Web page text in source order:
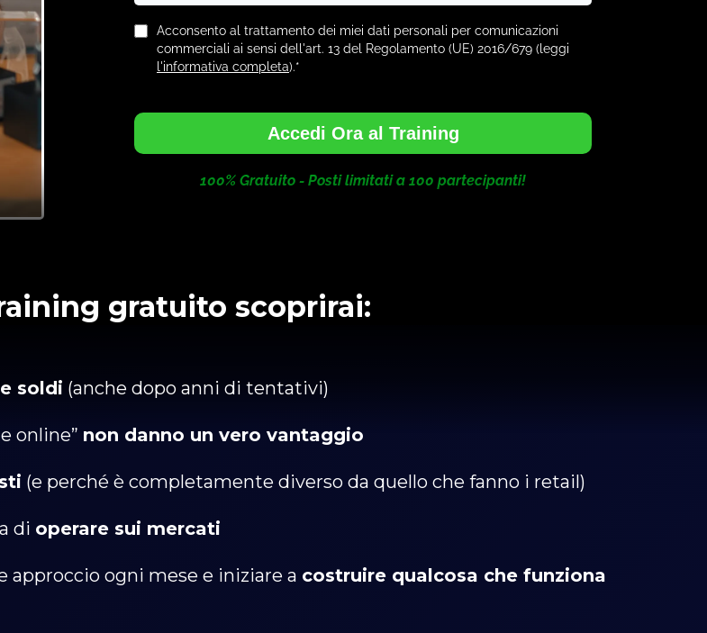
Acconsento al trattamento dei miei dati personali per comunicazioni
commerciali ai sensi dell'art. 13 del Regolamento (UE) 2016/679 (leggi
l'informativa completa).*
Accedi Ora al Training
100% Gratuito - Posti limitati a 100 partecipanti!
gratuito scoprirai:
soldi (anche dopo anni di tentativi)
online” non danno un vero vantaggio
(e perché è completamente diverso da quello che fanno i retail)
di operare sui mercati
ogni mese e iniziare a costruire qualcosa che funziona